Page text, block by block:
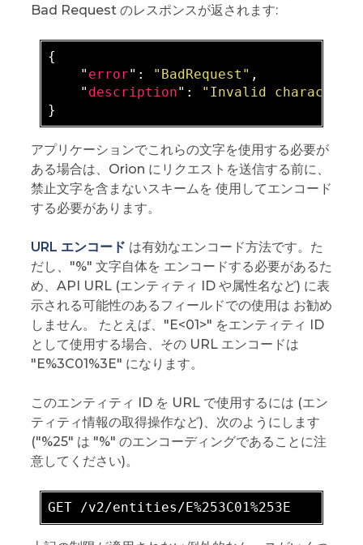
Bad Request のレスポンスが返されます:
{
    "
error": "BadRequest" ,
    "
description":
"Invalid
アプリケーションでこれらの文字を使用する必要が
ある場合は、Orion にリクエストを送信する前に、
禁止文字を含まないスキームを 使用してエンコード
する必要があります。
URL エンコード は有効なエンコード方法です。た
だし、"%" 文字自体を エンコードする必要があるた
め、API URL (エンティティ ID や属性名など) に表
示される可能性のあるフィールドでの使用は お勧め
しません。 たとえば、"E<01>" をエンティティ ID
として使用する場合、その URL エンコードは
"E%3C01%3E" になります。
このエンティティ ID を URL で使用するには (エン
ティティ情報の取得操作など)、次のようにします
("%25" は "%" のエンコーディングであることに注
意してください)。
GET /v2/entities/E%253C01%253E